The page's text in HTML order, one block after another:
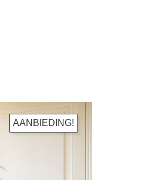
AANBIEDING!